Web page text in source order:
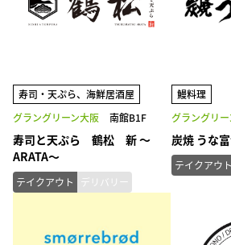
寿司・天ぷら、海鮮居酒屋
グラングリーン大阪
南館B1F
寿司と天ぷら 鶴松 新 ～
ARATA～
テイクアウト デリバリー
鰻料理
グラングリ
炭焼 うな
テイクアウト